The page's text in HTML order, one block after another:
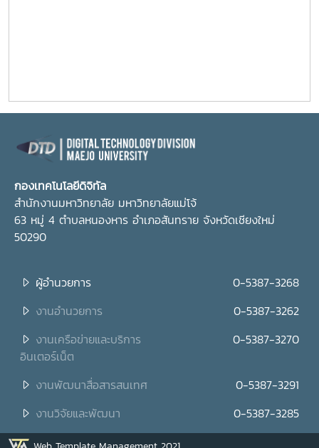
กองเทคโนโลยีดิจิทัล
สำนักงานมหาวิทยาลัย มหาวิทยาลัยแม่โจ้
63 หมู่ 4 ตำบลหนองหาร อำเภอสันทราย จังหวัดเชียงใหม่
50290
ผู้อำนวยการ
0-5387-3268
งานอำนวยการ
0-5387-3262
งานเครือข่ายและบริการ
อินเตอร์เน็ต
0-5387-3270
งานพัฒนาสื่อสารสนเทศ
0-5387-3291
งานวิจัยและพัฒนา
0-5387-3285